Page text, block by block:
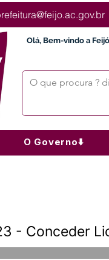
Olá, Bem-vindo a
O Governo⬇️
- Conceder